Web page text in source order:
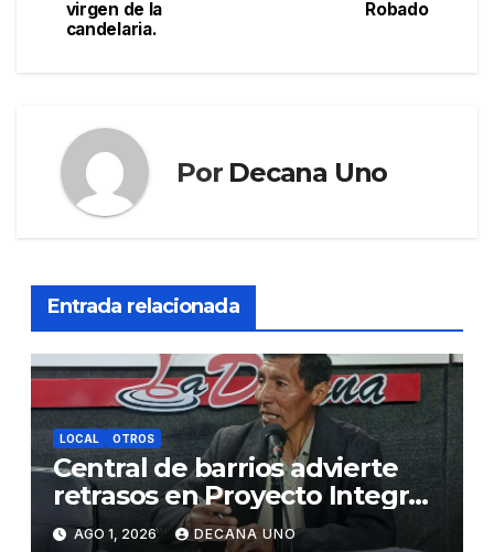
entradas
Robado
virgen de la
candelaria.
Por Decana Uno
Entrada relacionada
LOCAL OTROS
Central de barrios advierte
retrasos en Proyecto Integral
de Agua y Alcantarillado para
AGO 1, 2026 DECANA UNO